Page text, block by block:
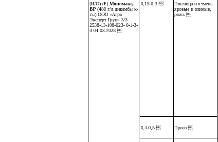
(И/О) (Р) Мономакс,
ВР (480 г/л дикамбы к-
ты) ООО «Агро
Эксперт Груп» 3/3
2538-13-108-023- 0-1-3-
0 04.03.2023 
0,15-0,3 
Пшеница и ячмень
яровые и озимые,
рожь 
0,4-0,5  Просо 